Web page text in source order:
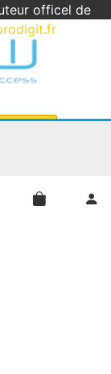
officel de